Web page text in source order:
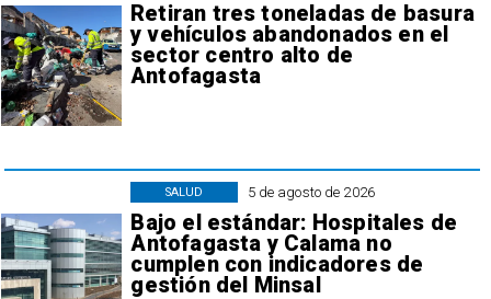
Retiran tres toneladas de basura
y vehículos abandonados en el
sector centro alto de
Antofagasta
5 de agosto de 2026
Bajo el estándar: Hospitales de
Antofagasta y Calama no
cumplen con indicadores de
gestión del Minsal
SALUD